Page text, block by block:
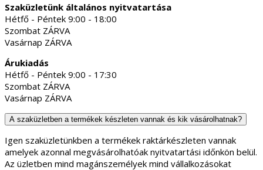
Szaküzletünk általános nyitvatartása
Hétfő - Péntek 9:00 - 18:00
Szombat ZÁRVA
Vasárnap ZÁRVA
Árukiadás
Hétfő - Péntek 9:00 - 17:30
Szombat ZÁRVA
Vasárnap ZÁRVA
A szaküzletben a termékek készleten vannak és kik vásárolhatnak?
Igen szaküzletünkben a termékek raktárkészleten vannak
amelyek azonnal megvásárolhatóak nyitvatartási időnkön belül.
Az üzletben mind magánszemélyek mind vállalkozásokat